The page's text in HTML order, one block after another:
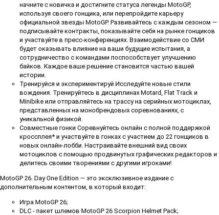
начните с новичка и достигните статуса легенды MotoGP,
используя своего гонщика, или перепройдите карьеру
официальной звезды MotoGP. Развивайтесь с каждым сезоном —
подписывайте контракты, показывайте себя на рынке гонщиков
и участвуйте в пресс-конференциях. Взаимодействие со СМИ
будет оказывать влияние на ваши будущие испытания, а
сотрудничество с командами поспособствует улучшению
байков. Каждое ваше решение становится частью вашей
истории.
Тренируйся и экспериментируй Исследуйте новые стили
вождения. Тренируйтесь в дисциплинах Motard, Flat Track и
Minibike или отправляйтесь на трассу на серийных мотоциклах,
представленных на монобрендовых соревнованиях, с
уникальной физикой.
Совместные гонки Соревнуйтесь онлайн с полной поддержкой
кроссплея* и участвуйте в гонках с участием до 22 гонщиков в
новых онлайн-лобби. Настраивайте внешний вид своих
мотоциклов с помощью продвинутых графических редакторов и
делитесь своими творениями с другими игроками!
MotoGP 26. Day One Edition — это эксклюзивное издание с
дополнительным контентом, в который входит:
Игра MotoGP 26;
DLC - пакет шлемов MotoGP 26 Scorpion Helmet Pack;